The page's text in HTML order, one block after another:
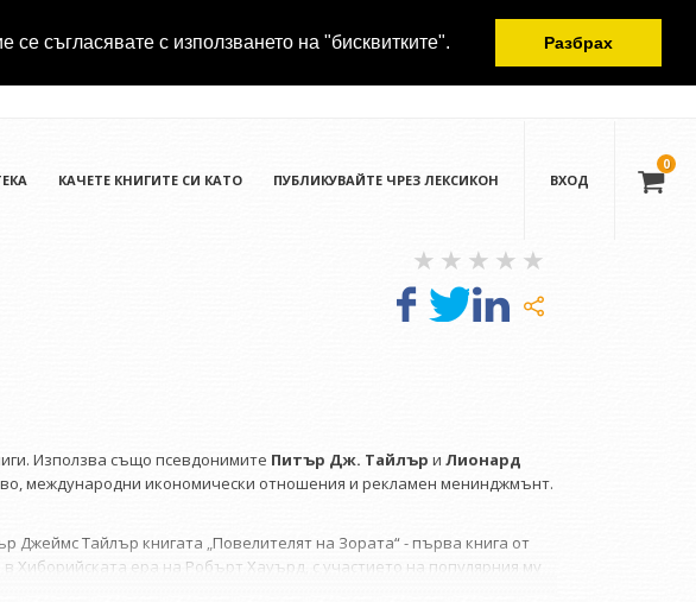
съгласявате с използването на "бисквитките". Разбрах
КАЧЕТЕ КНИГИТЕ СИ КАТО ПУБЛИКУВАЙТЕ ЧРЕЗ ЛЕКСИКОН ВХОД
0
Използва също псевдонимите Питър Дж. Тайлър и Лионард
международни икономически отношения и рекламен менинджмънт.
Джеймс Тайлър книгата „Повелителят на Зората“ - първа книга от
Хиборийската ера на Робърт Хауърд, с участието на популярния му
на Гибелта“. Извън този цикъл продължава да пише в света на